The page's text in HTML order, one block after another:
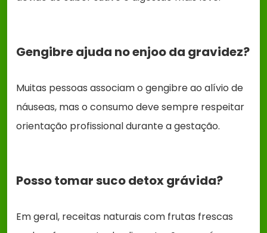
Gengibre ajuda no enjoo da gravidez?
Muitas pessoas associam o gengibre ao alívio de
náuseas, mas o consumo deve sempre respeitar
orientação profissional durante a gestação.
Posso tomar suco detox grávida?
Em geral, receitas naturais com frutas frescas